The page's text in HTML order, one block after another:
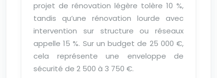
projet de rénovation légère tolère 10 %,
tandis qu’une rénovation lourde avec
intervention sur structure ou réseaux
appelle 15 %. Sur un budget de 25 000 €,
cela représente une enveloppe de
sécurité de 2 500 à 3 750 €.